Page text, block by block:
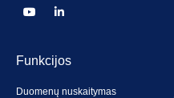
Funkcijos
Duomenų nuskaitymas